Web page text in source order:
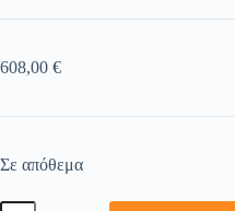
608,00 €
Σε απόθεμα